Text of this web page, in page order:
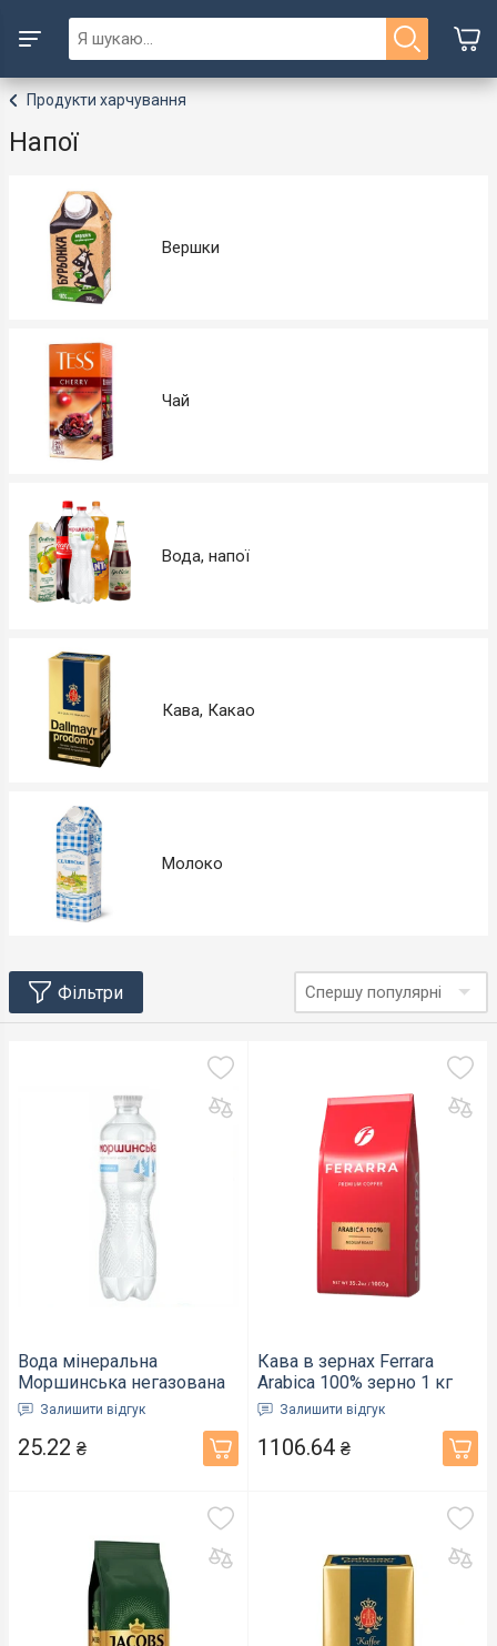
Продукти харчування
Напої
Вершки
Чай
Вода, напої
Кава, Какао
Молоко
Фільтри Спершу популярні
Вода мінеральна
Моршинська негазована
ПЕТ пляшка 0,5 л (000062)
Залишити відгук
25.22 ₴
Кава в зернах Ferrara
Arabica 100% зерно 1 кг
(7673)Залишити відгук
1106.64 ₴